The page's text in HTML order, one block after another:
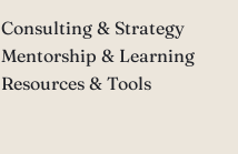
Consulting & Strategy
Mentorship & Learning
Resources & Tools